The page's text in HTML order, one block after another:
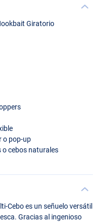
Giratorio
o pop-up
o cebos naturales
Cebo es un señuelo versátil
Gracias al ingenioso